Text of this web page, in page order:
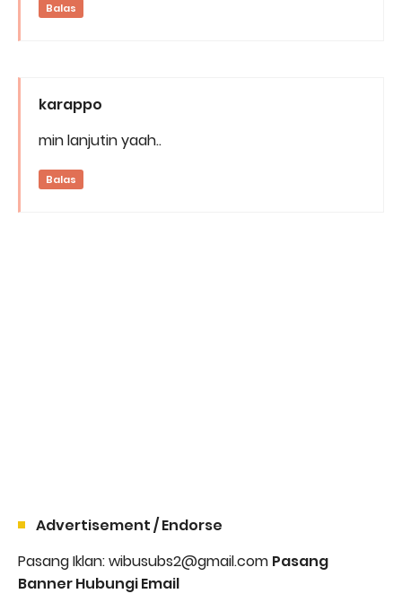
Balas
karappo
min lanjutin yaah..
Balas
Advertisement / Endorse
Pasang Iklan: wibusubs2@gmail.com Pasang
Banner Hubungi Email